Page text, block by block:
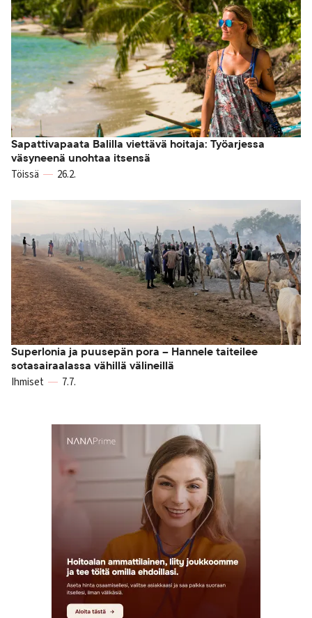
Sapattivapaata Balilla viettävä hoitaja: Työarjessa
väsyneenä unohtaa itsensä
Töissä 26.2.
Superlonia ja puusepän pora – Hannele taiteilee
sotasairaalassa vähillä välineillä
Ihmiset 7.7.